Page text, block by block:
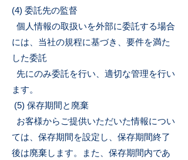
(4) 委託先の監督
個人情報の取扱いを外部に委託する場合
には、当社の規程に基づき、要件を満た
した委託
先にのみ委託を行い、適切な管理を行い
ます。
(5) 保存期間と廃棄
お客様からご提供いただいた情報につい
ては、保存期間を設定し、保存期間終了
後は廃棄します。また、保存期間内であ